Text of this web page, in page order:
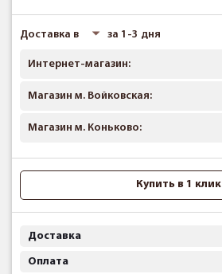
Доставка в за 1-3 дня
Интернет-магазин:
Магазин м. Войковская:
Магазин м. Коньково:
Купить в 1 клик
Доставка
Оплата